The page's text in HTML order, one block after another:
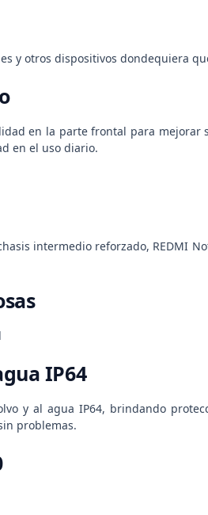
y otros dispositivos dondequiera
en la parte frontal para mejorar
en el uso diario.
intermedio reforzado, REDMI
IP64
y al agua IP64, brindando
problemas.